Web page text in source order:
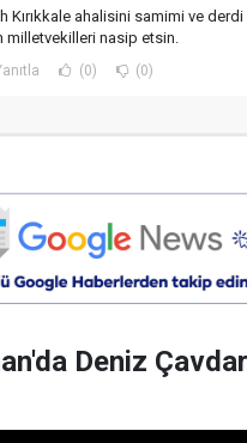
Kırıkkale ahalisini samimi ve derdi
milletvekilleri nasip etsin.
(0) (0)
Deniz